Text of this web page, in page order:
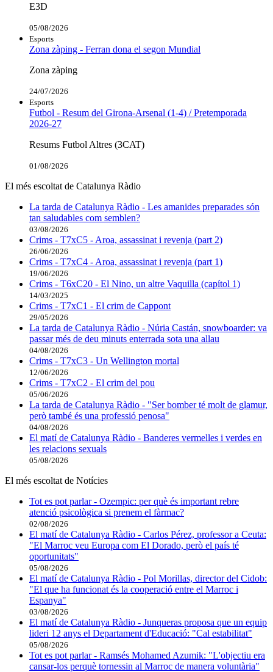
E3D
05/08/2026
Esports
Zona zàping - Ferran dona el segon Mundial
Zona zàping
24/07/2026
Esports
Futbol - Resum del Girona-Arsenal (1-4) / Pretemporada
2026-27
Resums Futbol Altres (3CAT)
01/08/2026
El més escoltat de Catalunya Ràdio
La tarda de Catalunya Ràdio - Les amanides preparades són
tan saludables com semblen?
03/08/2026
Crims - T7xC5 - Aroa, assassinat i revenja (part 2)
26/06/2026
Crims - T7xC4 - Aroa, assassinat i revenja (part 1)
19/06/2026
Crims - T6xC20 - El Nino, un altre Vaquilla (capítol 1)
14/03/2025
Crims - T7xC1 - El crim de Cappont
29/05/2026
La tarda de Catalunya Ràdio - Núria Castán, snowboarder: va
passar més de deu minuts enterrada sota una allau
04/08/2026
Crims - T7xC3 - Un Wellington mortal
12/06/2026
Crims - T7xC2 - El crim del pou
05/06/2026
La tarda de Catalunya Ràdio - "Ser bomber té molt de glamur,
però també és una professió penosa"
04/08/2026
El matí de Catalunya Ràdio - Banderes vermelles i verdes en
les relacions sexuals
05/08/2026
El més escoltat de Notícies
Tot es pot parlar - Ozempic: per què és important rebre
atenció psicològica si prenem el fàrmac?
02/08/2026
El matí de Catalunya Ràdio - Carlos Pérez, professor a Ceuta:
"El Marroc veu Europa com El Dorado, però el país té
oportunitats"
05/08/2026
El matí de Catalunya Ràdio - Pol Morillas, director del Cidob:
"El que ha funcionat és la cooperació entre el Marroc i
Espanya"
03/08/2026
El matí de Catalunya Ràdio - Junqueras proposa que un equip
lideri 12 anys el Departament d'Educació: "Cal estabilitat"
05/08/2026
Tot es pot parlar - Ramsés Mohamed Azumik: "L'objectiu era
cansar-los perquè tornessin al Marroc de manera voluntària"